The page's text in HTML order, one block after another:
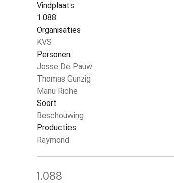
Vindplaats
1.088
Organisaties
KVS
Personen
Josse De Pauw
Thomas Gunzig
Manu Riche
Soort
Beschouwing
Producties
Raymond
1.088